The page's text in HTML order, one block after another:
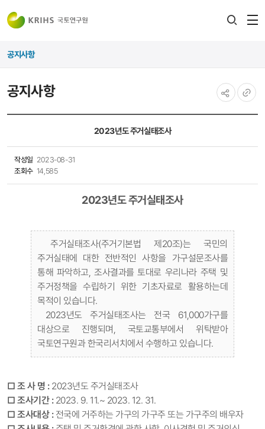
공지사항
공지사항
2023년도 주거실태조사
작성일 2023-08-31
조회수 14,585
2023년도 주거실태조사
주거실태조사(주거기본법 제20조)는 국민의
주거실태에 대한 전반적인 사항을 가구설문조사를
통해 파악하고, 조사결과를 토대로 우리나라 주택 및
주거정책을 수립하기 위한 기초자료로 활용하는데
목적이 있습니다.
2023년도 주거실태조사는 전국 61,000가구를
대상으로 진행되며, 국토교통부에서 위탁받아
국토연구원과 한국리서치에서 수행하고 있습니다.
□ 조 사 명 : 2023년도 주거실태조사
□ 조사기간: 2023. 9. 11.~ 2023. 12. 31.
□ 조사대상 : 전국에 거주하는 가구의 가구주 또는 가구주의 배우자